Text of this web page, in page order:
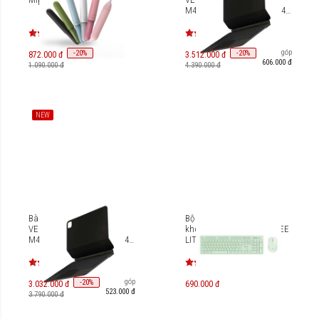
872.000 đ -20%
1.090.000 đ
M4 (2024) [UNIQ-PDP13(M4)-
3.512.000 đ -20%
4.390.000 đ
Trả góp
606.000 đ
NEW
Bàn phím từ tính UNIQ
VENNO PRO IPAD PRO 11"
M4 (2024) [UNIQ-PDP11(M4)-
3.032.000 đ -20%
3.790.000 đ
Trả góp
523.000 đ
Bộ bàn phím kèm chuột
không dây MicroPack iFREE
LITE 2 KM-237W
690.000 đ